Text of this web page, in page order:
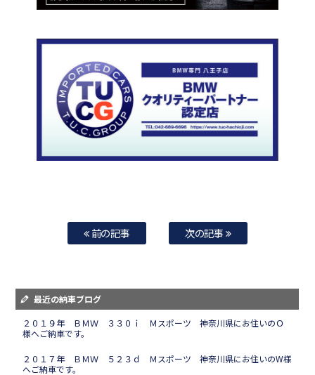
前の記事 次の記事
最近の納車ブログ
２０１９年 ＢＭＷ ３３０ｉ Ｍスポーツ 神奈川県にお住いのＯ
様へご納車です。
２０１７年 ＢＭＷ ５２３ｄ Ｍスポーツ 神奈川県にお住いのW様
へご納車です。